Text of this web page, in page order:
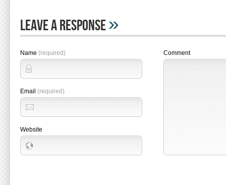
Leave A Response»
Name (required)
Email (required)
Website
Comment